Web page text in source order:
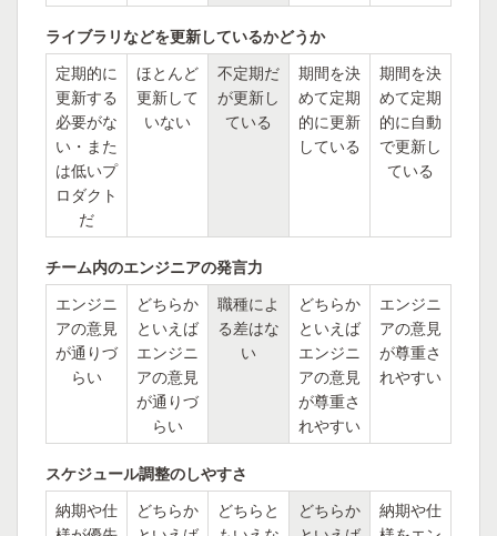
ライブラリなどを更新しているかどうか
定期的に
更新する
必要がな
い・また
は低いプ
ロダクト
だ
ほとんど
更新して
いない
不定期だ
が更新し
ている
期間を決
めて定期
的に更新
している
期間を決
めて定期
的に自動
で更新し
ている
チーム内のエンジニアの発言力
エンジニ
アの意見
が通りづ
らい
どちらか
といえば
エンジニ
アの意見
が通りづ
らい
職種によ
る差はな
い
どちらか
といえば
エンジニ
アの意見
が尊重さ
れやすい
エンジニ
アの意見
が尊重さ
れやすい
スケジュール調整のしやすさ
納期や仕
どちらか
どちらと
どちらか
納期や仕